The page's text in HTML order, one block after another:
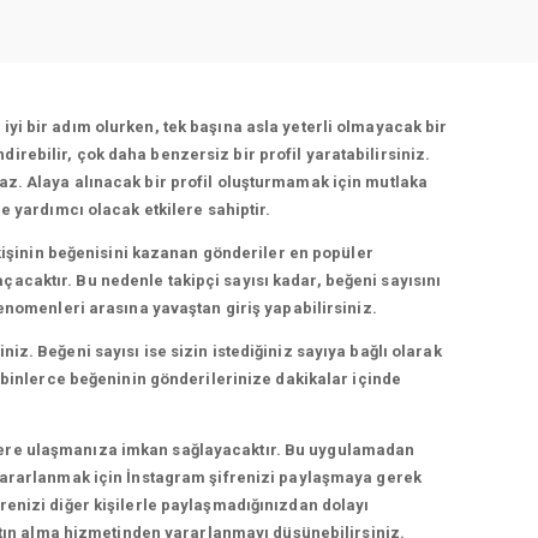
bir adım olurken, tek başına asla yeterli olmayacak bir
indirebilir, çok daha benzersiz bir profil yaratabilirsiniz.
Alaya alınacak bir profil oluşturmamak için mutlaka
yardımcı olacak etkilere sahiptir.
beğenisini kazanan gönderiler en popüler
Bu nedenle takipçi sayısı kadar, beğeni sayısını
arasına yavaştan giriş yapabilirsiniz.
Beğeni sayısı ise sizin istediğiniz sayıya bağlı olarak
beğeninin gönderilerinize dakikalar içinde
ulaşmanıza imkan sağlayacaktır. Bu uygulamadan
için İnstagram şifrenizi paylaşmaya gerek
diğer kişilerle paylaşmadığınızdan dolayı
alma hizmetinden yararlanmayı düşünebilirsiniz.